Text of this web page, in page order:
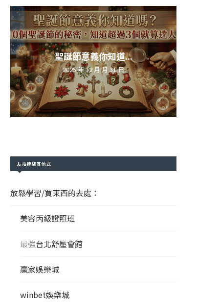
聖誕節意義你知道...
2025 年 12 月 月 31 日
友站連結其他式
放鬆學習/買東西的去處：
美容丙級證照班
最強台北舒壓會館
贏家娛樂城
winbet娛樂城